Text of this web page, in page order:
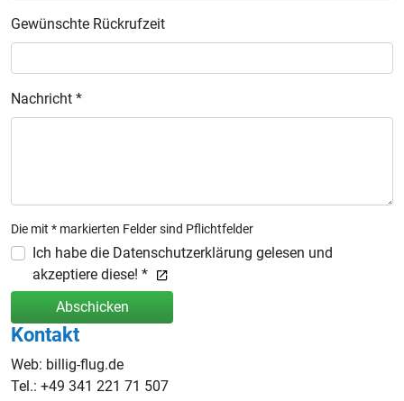
Gewünschte Rückrufzeit
Nachricht *
Die mit * markierten Felder sind Pflichtfelder
Ich habe die Datenschutzerklärung gelesen und
akzeptiere diese! *
Abschicken
Kontakt
Web: billig-flug.de
Tel.: +49 341 221 71 507